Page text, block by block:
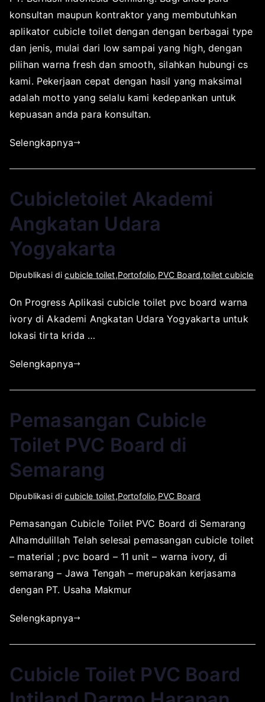
0
1
8
l
a
t
o
r
s
r
b
y
a
i
s
i
p
a
d
S
p
e
m
b
e
2
,
2
0
8
konsultan maupun kontraktor yang membutuhkan
aplikator cubicle toilet dengan dengan berbagai type
dan jenis, mulai dari low sampai yang high, dengan
pilihan warna fresh dan smooth, silahkan hubungi cs
kami. Pekerjaan cepat dengan hasil yang maksimal
adalah motto yang selalu kami kedepankan untuk
kepuasan anda para konsultan.
Selengkapnya
Cubicletoilet Akademi
Angkatan Udara
Yogyakarta
O
e
h
a
l
k
o
s
r
b
a
y
a
D
p
u
b
i
a
p
d
D
s
e
m
b
e
8
2
1
Dipublikasi dicubicle toilet,Portofolio,PVC Board,toilet cubicle
On Progress Aplikasi cubicle toilet pvc board warna
ivory di Akademi Angkatan Udara Yogyakarta untuk
lokasi tirta krida …
Selengkapnya
Pemasangan Cubicle
Toilet PVC Board di
Semarang
O
e
h
a
p
k
t
r
D
p
u
b
l
a
i
a
Dipublikasi dicubicle toilet,Portofolio,PVC Board
Pemasangan Cubicle Toilet PVC Board di Semarang
Alhamdulillah Telah selesai pemasangan cubicle toilet
– material ; pvc board – 11 unit – warna ivory, di
semarang – Jawa Tengah – merupakan kerjasama
dengan PT. Usaha Makmur
Selengkapnya
Cubicle Toilet PVC Board